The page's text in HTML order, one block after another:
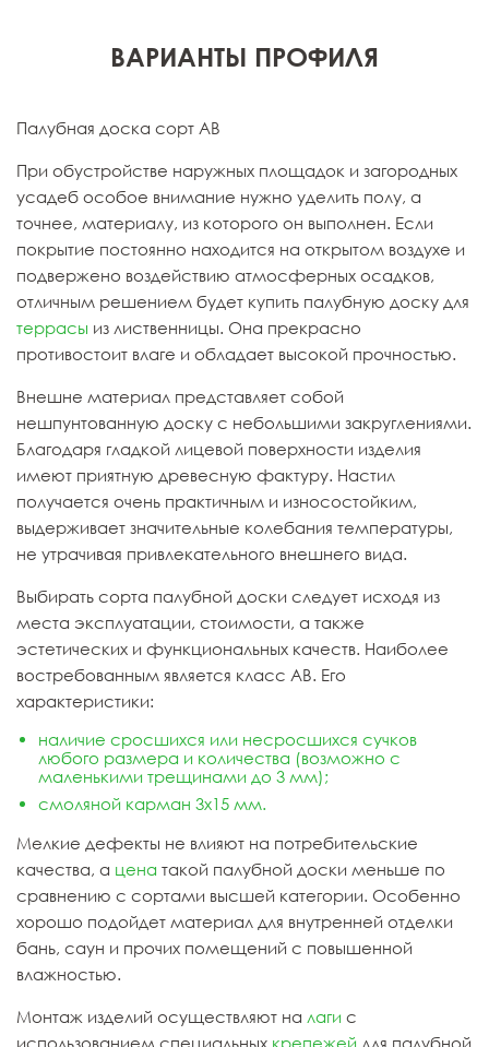
ВАРИАНТЫ ПРОФИЛЯ
Палубная доска сорт АВ
При обустройстве наружных площадок и загородных
усадеб особое внимание нужно уделить полу, а
точнее, материалу, из которого он выполнен. Если
покрытие постоянно находится на открытом воздухе и
подвержено воздействию атмосферных осадков,
отличным решением будет купить палубную доску для
террасы из лиственницы. Она прекрасно
противостоит влаге и обладает высокой прочностью.
Внешне материал представляет собой
нешпунтованную доску с небольшими закруглениями.
Благодаря гладкой лицевой поверхности изделия
имеют приятную древесную фактуру. Настил
получается очень практичным и износостойким,
выдерживает значительные колебания температуры,
не утрачивая привлекательного внешнего вида.
Выбирать сорта палубной доски следует исходя из
места эксплуатации, стоимости, а также
эстетических и функциональных качеств. Наиболее
востребованным является класс АВ. Его
характеристики:
наличие сросшихся или несросшихся сучков
любого размера и количества (возможно с
маленькими трещинами до 3 мм);
смоляной карман 3х15 мм.
Мелкие дефекты не влияют на потребительские
качества, а цена такой палубной доски меньше по
сравнению с сортами высшей категории. Особенно
хорошо подойдет материал для внутренней отделки
бань, саун и прочих помещений с повышенной
влажностью.
Монтаж изделий осуществляют на лаги с
использованием специальных крепежей для палубной